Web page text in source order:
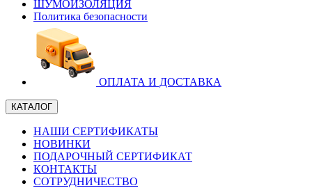
ШУМОИЗОЛЯЦИЯ
Политика безопасности
ОПЛАТА И ДОСТАВКА
КАТАЛОГ
НАШИ СЕРТИФИКАТЫ
НОВИНКИ
ПОДАРОЧНЫЙ СЕРТИФИКАТ
КОНТАКТЫ
СОТРУДНИЧЕСТВО